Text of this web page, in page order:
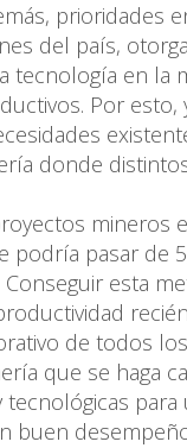
prioridades
del país,
tecnología en la
Por
donde
mineros
podría pasar de
Conseguir esta
de todos
que se haga
tecnológicas
buen